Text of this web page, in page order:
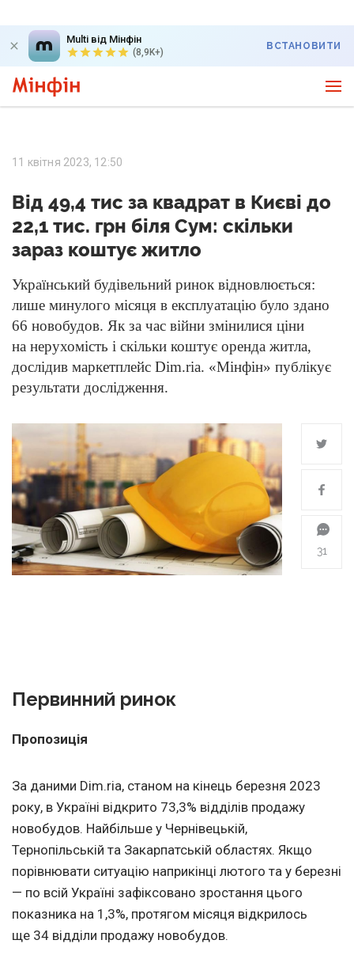
Multi від Мінфін
(8,9K+)
ВСТАНОВИТИ
11 квітня 2023, 12:50
Від 49,4 тис за квадрат в Києві до
22,1 тис. грн біля Сум: скільки
зараз коштує житло
Український будівельний ринок відновлюється:
лише минулого місяця в експлуатацію було здано
66 новобудов. Як за час війни змінилися ціни
на нерухомість і скільки коштує оренда житла,
дослідив маркетплейс Dim.ria. «Мінфін» публікує
результати дослідження.
31
Первинний ринок
Пропозиція
За даними Dim.ria, станом на кінець березня 2023
року, в Україні відкрито 73,3% відділів продажу
новобудов. Найбільше у Чернівецькій,
Тернопільській та Закарпатській областях. Якщо
порівнювати ситуацію наприкінці лютого та у березні
— по всій Україні зафіксовано зростання цього
показника на 1,3%, протягом місяця відкрилось
ще 34 відділи продажу новобудов.